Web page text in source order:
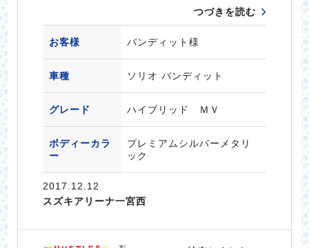
つづきを読む
お客様 バンディット様
車種 ソリオ バンディット
グレード ハイブリッド ＭＶ
ボディーカラ
ー
プレミアムシルバーメタリ
ック
2017.12.12
スズキアリーナ一宮西